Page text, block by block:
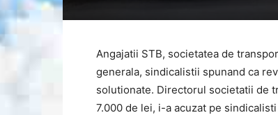
Angajatii STB, societatea de
generala, sindicalistii spunand ca
solutionate. Directorul societatii de
7.000 de lei, i-a acuzat pe